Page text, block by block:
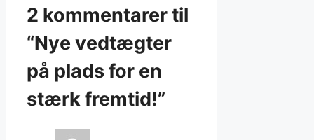
2 kommentarer til
“Nye vedtægter
på plads for en
stærk fremtid!”